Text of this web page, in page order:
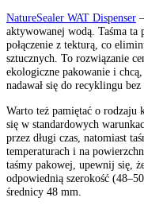
NatureSealer WAT Dispenser
aktywowanej wodą. Taśma ta
połączenie z tekturą, co
sztucznych. To rozwiązanie
ekologiczne pakowanie i chcą,
nadawał się do recyklingu
Warto też pamiętać o rodzaju
się w standardowych
przez długi czas, natomiast
temperaturach i na
taśmy pakowej, upewnij się,
odpowiednią szerokość
średnicy 48 mm.